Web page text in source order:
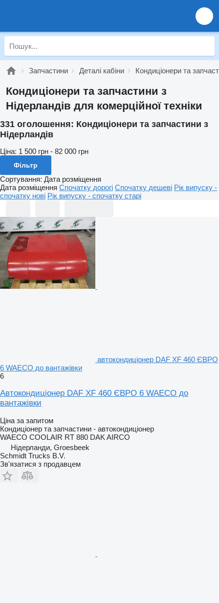
Запчастини Деталі кабіни Кондиціонери та
Кондиціонери та запчастини з
Нідерландів для комерційної техніки
331 оголошення: Кондиціонери та запчастини з
Нідерландів
Ціна: 1 500 грн - 82 000 грн
Фільтр
Сортування: Дата розміщення
Дата розміщення Спочатку дорогі Спочатку дешеві Рік випуску -
спочатку нові Рік випуску - спочатку старі
автокондиціонер DAF XF 460 ЄВРО
6 WAECO до вантажівки
6
Автокондиціонер DAF XF 460 ЄВРО 6 WAECO до
вантажівки
Ціна за запитом
Кондиціонер та запчастини - автокондиціонер
WAECO COOLAIR RT 880 DAK AIRCO
Нідерланди, Groesbeek
Schmidt Trucks B.V.
Зв'язатися з продавцем